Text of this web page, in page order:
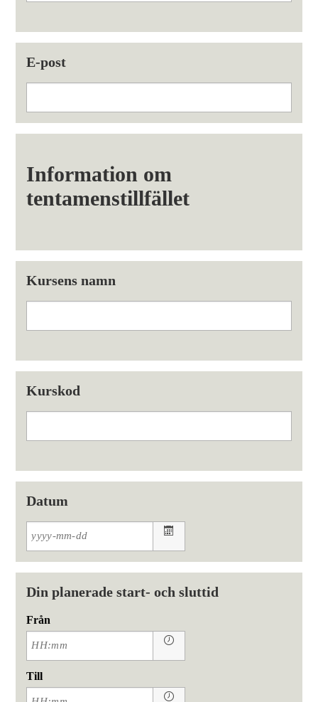
E-post
Information om
tentamenstillfället
Kursens namn
Kurskod
Datum
Din planerade start- och sluttid
Från
Till